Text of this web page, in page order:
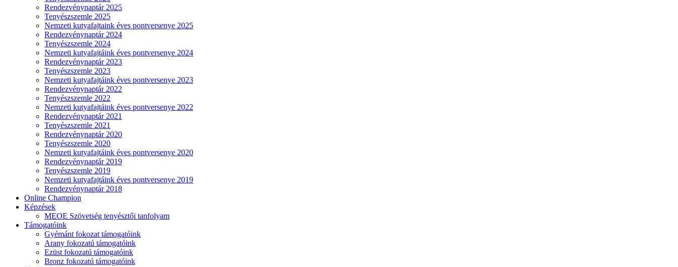
Rendezvénynaptár 2025
Tenyészszemle 2025
Nemzeti kutyafajtaink éves pontversenye 2025
Rendezvénynaptár 2024
Tenyészszemle 2024
Nemzeti kutyafajtáink éves pontversenye 2024
Rendezvénynaptár 2023
Tenyészszemle 2023
Nemzeti kutyafajtáink éves pontversenye 2023
Rendezvénynaptár 2022
Tenyészszemle 2022
Nemzeti kutyafajtáink éves pontversenye 2022
Rendezvénynaptár 2021
Tenyészszemle 2021
Rendezvénynaptár 2020
Tenyészszemle 2020
Nemzeti kutyafajtáink éves pontversenye 2020
Rendezvénynaptár 2019
Tenyészszemle 2019
Nemzeti kutyafajtáink éves pontversenye 2019
Rendezvénynaptár 2018
Online Champion
Képzések
MEOE Szövetség tenyésztői tanfolyam
Támogatóink
Gyémánt fokozat támogatóink
Arany fokozatú támogatóink
Ezüst fokozatú támogatóink
Bronz fokozatú támogatóink